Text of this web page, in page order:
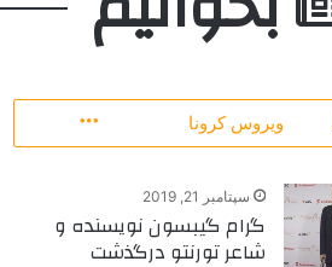
ویروس کرونا
سپتامبر 21, 2019
گرام گیبسون نویسنده و
شاعر تورنتو درگذشت